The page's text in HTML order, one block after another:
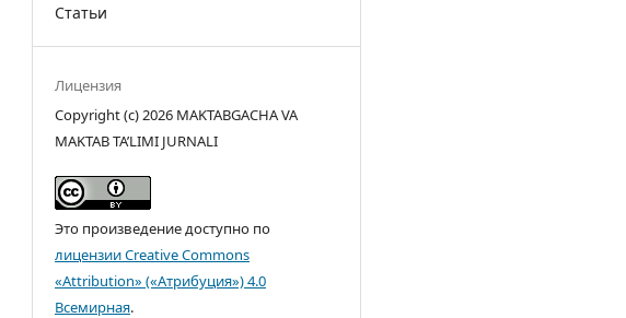
Статьи
Лицензия
Copyright (c) 2026 MAKTABGACHA VA
MAKTAB TA’LIMI JURNALI
Это произведение доступно по
лицензии Creative Commons
«Attribution» («Атрибуция») 4.0
Всемирная.